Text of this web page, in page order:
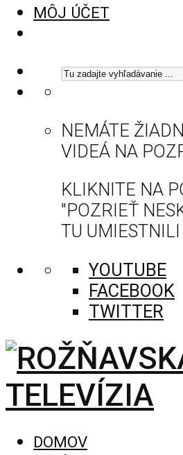
MÔJ ÚČET
NEMÁTE
VIDEÁ NA
KLIKNITE NA
"POZRIEŤ
TU
YOUTUBE
FACEBOOK
TWITTER
DOMOV